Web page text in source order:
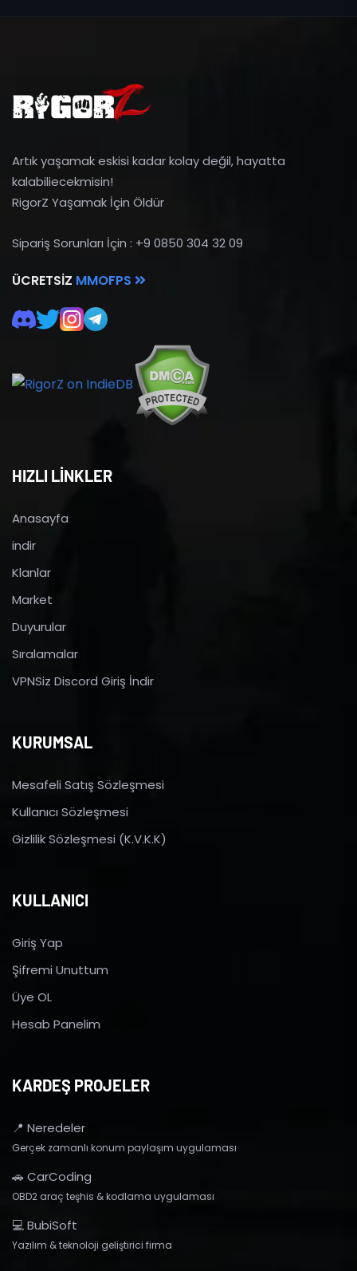
Artık yaşamak eskisi kadar kolay değil, hayatta
kalabiliecekmisin!
RigorZ Yaşamak İçin Öldür
Sipariş Sorunları İçin : +9 0850 304 32 09
ÜCRETSIZ MMOFPS
HIZLI LİNKLER
Anasayfa
indir
Klanlar
Market
Duyurular
Sıralamalar
VPNSiz Discord Giriş İndir
KURUMSAL
Mesafeli Satış Sözleşmesi
Kullanıcı Sözleşmesi
Gizlilik Sözleşmesi (K.V.K.K)
KULLANICI
Giriş Yap
Şifremi Unuttum
Üye OL
Hesab Panelim
KARDEŞ PROJELER
📍 Neredeler
Gerçek zamanlı konum paylaşım uygulaması
🚗 CarCoding
OBD2 araç teşhis & kodlama uygulaması
💻 BubiSoft
Yazılım & teknoloji geliştirici firma